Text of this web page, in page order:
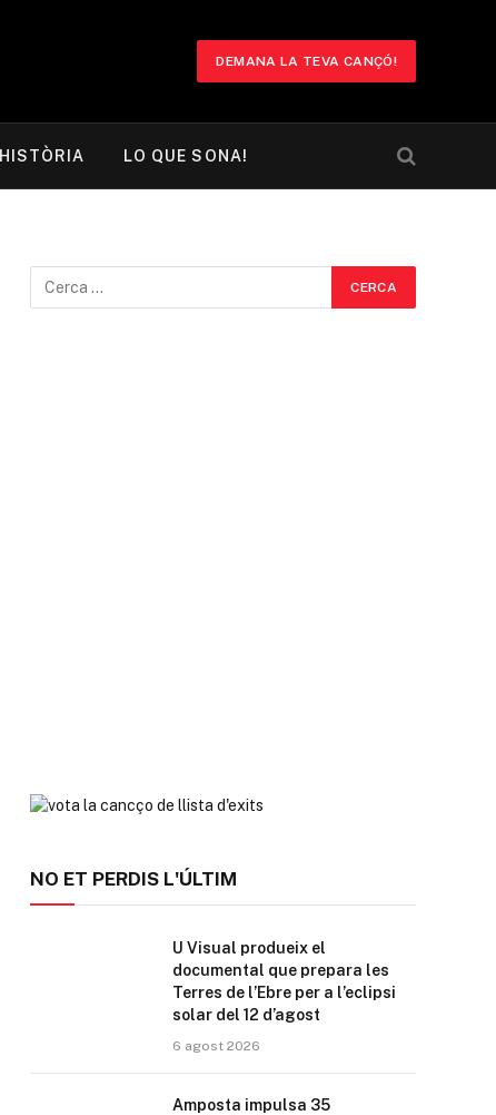
DEMANA LA TEVA CANÇÓ!
HISTÒRIA LO QUE SONA!
NO ET PERDIS L'ÚLTIM
U Visual produeix el
documental que prepara les
Terres de l’Ebre per a l’eclipsi
solar del 12 d’agost
6 agost 2026
Amposta impulsa 35